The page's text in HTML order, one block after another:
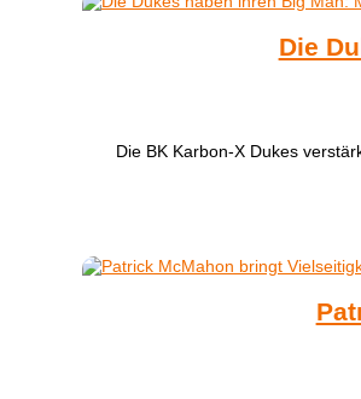
Die
​Die BK Karbon-X Dukes